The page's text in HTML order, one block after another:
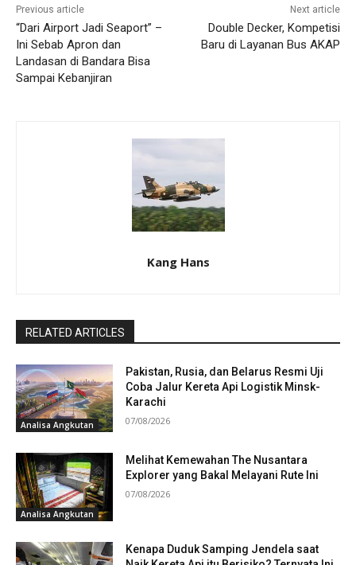
Previous article
“Dari Airport Jadi Seaport” –
Ini Sebab Apron dan
Landasan di Bandara Bisa
Sampai Kebanjiran
Next article
Double Decker, Kompetisi
Baru di Layanan Bus AKAP
Kang Hans
RELATED ARTICLES
Analisa Angkutan
Pakistan, Rusia, dan Belarus Resmi Uji
Coba Jalur Kereta Api Logistik Minsk-
Karachi
07/08/2026
Analisa Angkutan
Melihat Kemewahan The Nusantara
Explorer yang Bakal Melayani Rute Ini
07/08/2026
Kenapa Duduk Samping Jendela saat